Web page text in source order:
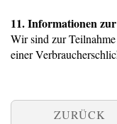
11. Informationen
Wir sind zur
einer
ZURÜCK